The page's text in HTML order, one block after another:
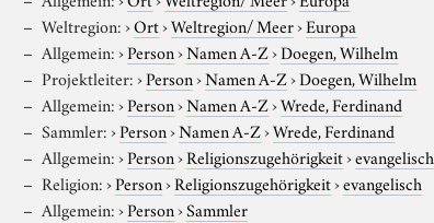
Weltregion:›Ort›Weltregion/ Meer›Europa
Allgemein:›Person›Namen A-Z›Doegen, Wilhelm
Projektleiter:›Person›Namen A-Z›Doegen, Wilhelm
Allgemein:›Person›Namen A-Z›Wrede, Ferdinand
Sammler:›Person›Namen A-Z›Wrede, Ferdinand
Allgemein:›Person›Religionszugehörigkeit›evangelisch
Religion:›Person›Religionszugehörigkeit›evangelisch
Allgemein:›Person›Sammler